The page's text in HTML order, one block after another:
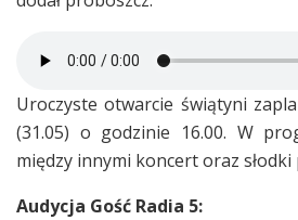
Uroczyste otwarcie świątyni
(31.05) o godzinie 16.00. W
między innymi koncert oraz słodki
Audycja Gość Radia 5: